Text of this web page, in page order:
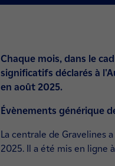
Chaque mois, dans le
significatifs déclarés à
en août 2025.
Évènements générique
La centrale de Gravelines
2025. Il a été mis en ligne